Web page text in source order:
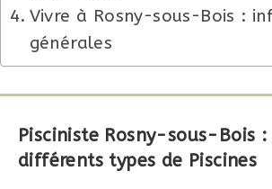
Vivre à Rosny-sous-Bois :
générales
Pisciniste Rosny-sous-Bois :
différents types de Piscines